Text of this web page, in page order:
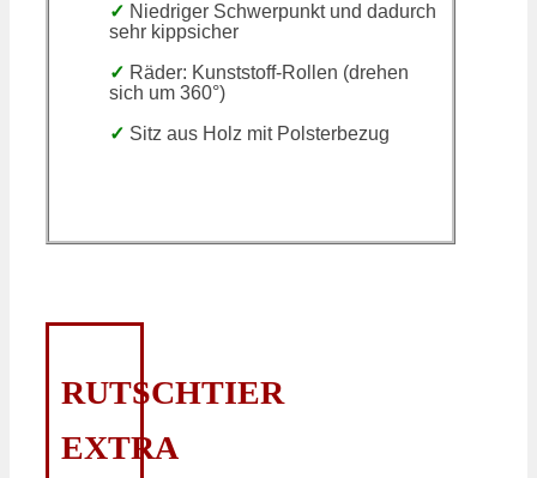
✓ Niedriger Schwerpunkt und dadurch
sehr kippsicher
✓ Räder: Kunststoff-Rollen (drehen
sich um 360°)
✓ Sitz aus Holz mit Polsterbezug
RUTSCHTIER
EXTRA